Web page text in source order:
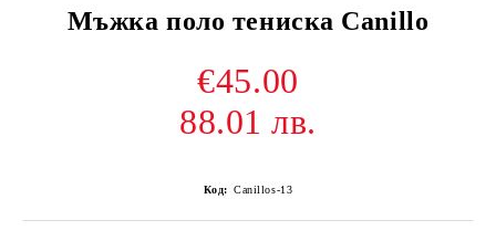
Мъжка поло тениска Canillo
€45.00
88.01 лв.
Код: Canillos-13